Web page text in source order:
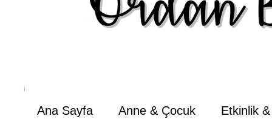
Ana Sayfa Anne & Çocuk Etkinlik